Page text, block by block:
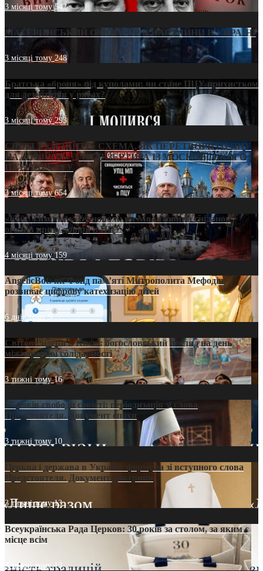
3 місяці тому542
МАТЕРИНСЬКИЙ ОМОРФОР В ЧАС ВІЙНИ В УКРАЇНІ
3 місяці тому248
Братська «броня» під куполами: чи стане ПЦУ прихистком
для дезертирів у рясах?
3 місяці тому293
СВЯТІ УХИЛЯНТИ: СХЕМА, ЯК ПЕРЕТВОРИТИ ПЦУ
НА «ОФШОР» ДЛЯ ДЕЗЕРТИРА ІЗ МОСКОВСЬКОГО
ПАТРІАРХАТУ
3 місяці тому654
«Кейс Тихона» у Тернополі: як Молитовний сніданок
оголив кризу довіри в ПЦУ
4 місяці тому159
AngelicBot: як Фонд пам’яті Митрополита Мефодія
розвиває цифрову катехизацію дітей
6 днів тому9
Світові лідери в Києві: богословський погляд на день
міжнародної солідарності
3 тижні тому16
35 років свободи совісті: періодизація зі слова
Предстоятеля. Документ епохи
3 тижні тому 10
Церква і держава в Україні: формула зі вступного слова
Предстоятеля. Документ доктрини
3 тижні тому13
Всеукраїнська Рада Церков: 30 років за столом, за яким є
місце всім
3 тижні тому13